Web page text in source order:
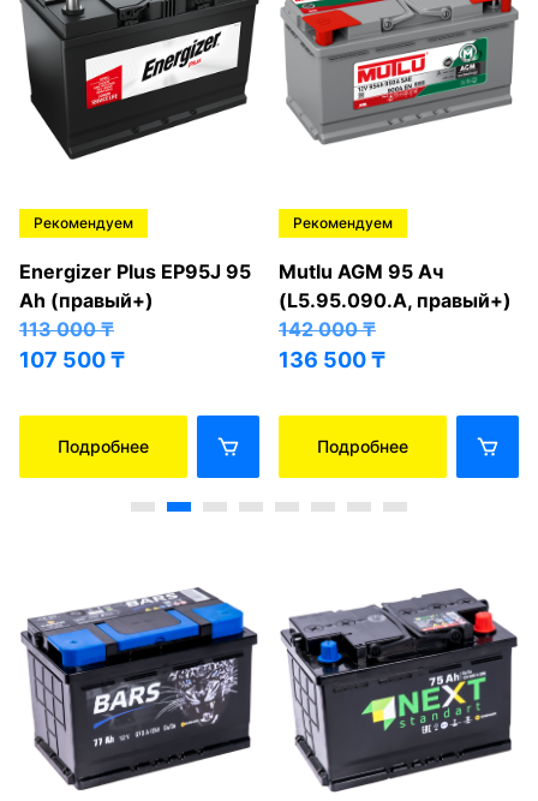
Рекомендуем
Energizer Plus EP95J 95
Ah (правый+)
113 000₸
107 500₸
Подробнее
Рекомендуем
Mutlu AGM 95 Ач
(L5.95.090.A, правый+)
142 000₸
136 500₸
Подробнее